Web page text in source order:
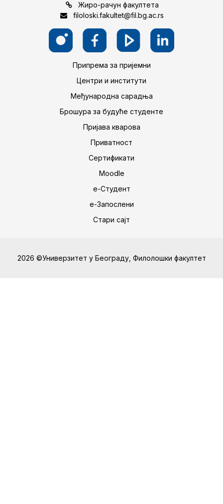
Жиро-рачун факултета
filoloski.fakultet@fil.bg.ac.rs
Припрема за пријемни
Центри и институти
Међународна сарадња
Брошура за будуће студенте
Пријава кварова
Приватност
Сертификати
Moodle
е-Студент
е-Запослени
Стари сајт
2026 ©Универзитет у Београду, Филолошки факултет